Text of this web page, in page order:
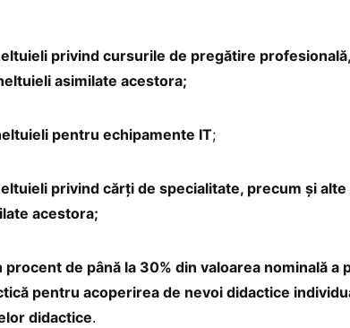
privind cursurile de pregătire
asimilate acestora;
pentru echipamente IT;
privind cărți de specialitate, precum și
acestora;
procent de până la 30% din valoarea nominală a
pentru acoperirea de nevoi didactice
didactice.